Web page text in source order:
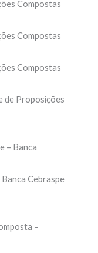
Compostas
Compostas
Compostas
de Proposições
– Banca
Cebraspe
–